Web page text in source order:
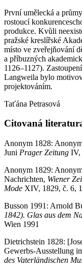
První umělecká a
rostoucí
produkce. Kvůli
pražské kreslířské
místo ve zveřejňování
a příbuzných
1126–1127).
Langweila bylo
projektováním.
Taťána Petrasová
Citovaná
Anonym 1828:
Juni Prager Zeitung IV,
Anonym 1829:
Nachrichten, Wiener
Mode XIV, 1829, č. 6,
Busson 1991: Arnold
1842). Glas aus dem
Wien 1991
Dietrichstein 1828:
Gewerbs-Ausstellung
des Vaterländischen